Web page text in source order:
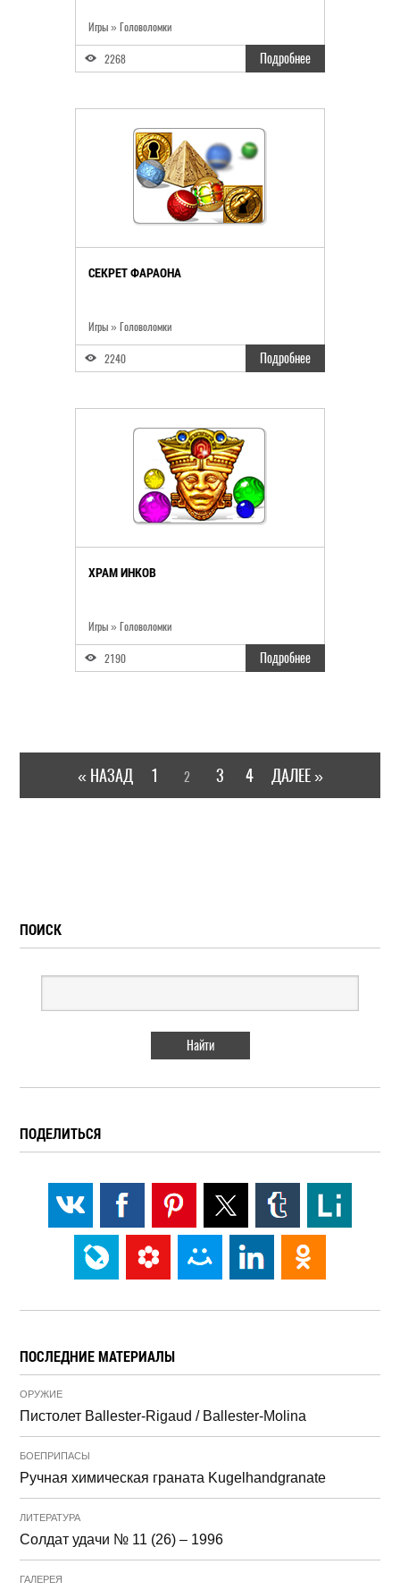
Игры » Головоломки
2268 Подробнее
СЕКРЕТ ФАРАОНА
Игры » Головоломки
2240 Подробнее
ХРАМ ИНКОВ
Игры » Головоломки
2190 Подробнее
« НАЗАД 1 2 3 4 ДАЛЕЕ »
ПОИСК
ПОДЕЛИТЬСЯ
ПОСЛЕДНИЕ МАТЕРИАЛЫ
ОРУЖИЕ
Пистолет Ballester-Rigaud / Ballester-Molina
БОЕПРИПАСЫ
Ручная химическая граната Kugelhandgranate
ЛИТЕРАТУРА
Солдат удачи № 11 (26) – 1996
ГАЛЕРЕЯ